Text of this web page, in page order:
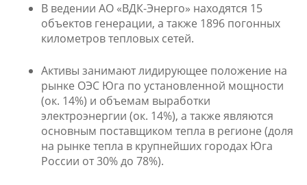
В ведении АО «ВДК-Энерго» находятся 15
объектов генерации, а также 1896 погонных
километров тепловых сетей.
Активы занимают лидирующее положение на
рынке ОЭС Юга по установленной мощности
(ок. 14%) и объемам выработки
электроэнергии (ок. 14%), а также являются
основным поставщиком тепла в регионе (доля
на рынке тепла в крупнейших городах Юга
России от 30% до 78%).